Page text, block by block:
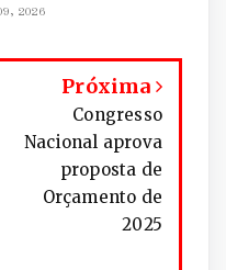
2026
Próxima
Congresso
Nacional aprova
proposta de
Orçamento de
2025